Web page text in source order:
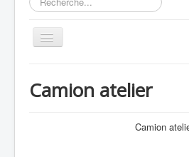
Basculer
la
Chronologie
Camion atelier
Camion